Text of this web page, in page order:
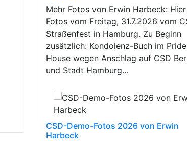
Mehr Fotos von Erwin Harbeck:
Fotos vom Freitag, 31.7.2026 vom
Straßenfest in Hamburg. Zu Beginn
zusätzlich: Kondolenz-Buch im Pride
House wegen Anschlag auf CSD
und Stadt Hamburg…
CSD-Demo-Fotos 2026 von Erwin
Harbeck